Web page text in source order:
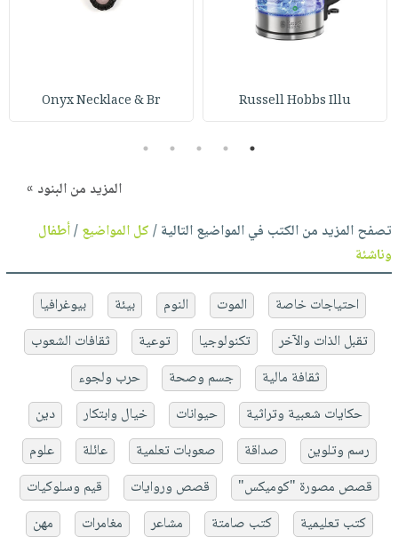
Russell Hobbs Illu
Onyx Necklace & Br
1
2
3
4
5
المزيد من البنود »
تصفح المزيد من الكتب في المواضيع التالية /كل المواضيع/أطفال
وناشئة
احتياجات خاصة الموت النوم بيئة
بيوغرافيا
تقبل الذات والآخر
تكنولوجيا توعية
ثقافات الشعوب
ثقافة مالية
جسم وصحة
حرب ولجوء
حكايات شعبية وتراثية
حيوانات خيال وابتكار
دين
رسم وتلوين
صداقة صعوبات تعلمية عائلة
علوم
قصص مصورة "كوميكس"
قصص وروايات
قيم وسلوكيات
كتب تعليمية
كتب صامتة مشاعر مغامرات
مهن